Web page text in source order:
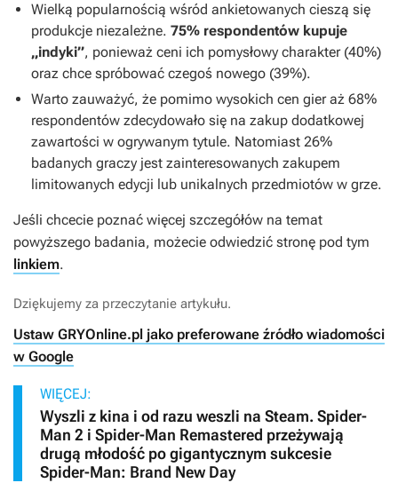
Wielką popularnością wśród ankietowanych cieszą się
produkcje niezależne. 75% respondentów kupuje
„indyki”, ponieważ ceni ich pomysłowy charakter (40%)
oraz chce spróbować czegoś nowego (39%).
Warto zauważyć, że pomimo wysokich cen gier aż 68%
respondentów zdecydowało się na zakup dodatkowej
zawartości w ogrywanym tytule. Natomiast 26%
badanych graczy jest zainteresowanych zakupem
limitowanych edycji lub unikalnych przedmiotów w grze.
Jeśli chcecie poznać więcej szczegółów na temat
powyższego badania, możecie odwiedzić stronę pod tym
linkiem.
Dziękujemy za przeczytanie artykułu.
Ustaw GRYOnline.pl jako preferowane źródło wiadomości
w Google
WIĘCEJ:
Wyszli z kina i od razu weszli na Steam. Spider-
Man 2 i Spider-Man Remastered przeżywają
drugą młodość po gigantycznym sukcesie
Spider-Man: Brand New Day